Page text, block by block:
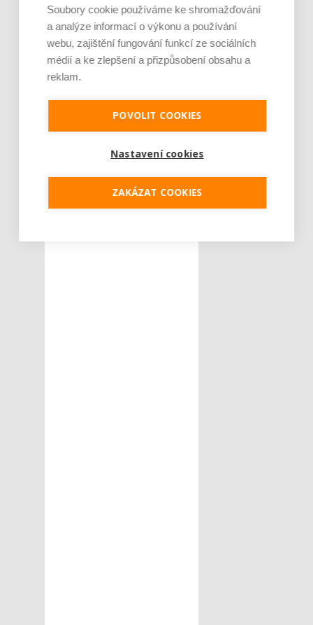
Soubory cookie používáme ke shromažďování
a analýze informací o výkonu a používání
webu, zajištění fungování funkcí ze sociálních
médií a ke zlepšení a přizpůsobení obsahu a
reklam.
POVOLIT COOKIES
Nastavení cookies
ZAKÁZAT COOKIES